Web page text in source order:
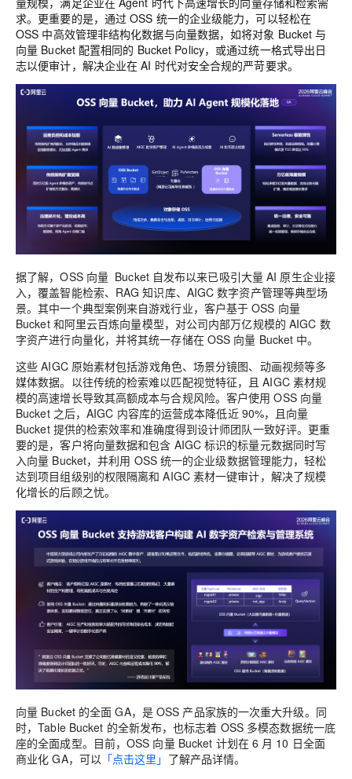
求。更重要的是，通过 OSS 统一的企业级能力，可以轻松在
OSS 中高效管理非结构化数据与向量数据，如将对象 Bucket 与
向量 Bucket 配置相同的 Bucket Policy，或通过统一格式导出日
志以便审计，解决企业在 AI 时代对安全合规的严苛要求。
据了解，OSS 向量 Bucket 自发布以来已吸引大量 AI 原生企业接
入，覆盖智能检索、RAG 知识库、AIGC 数字资产管理等典型场
景。其中一个典型案例来自游戏行业，客户基于 OSS 向量
Bucket 和阿里云百炼向量模型，对公司内部万亿规模的 AIGC 数
字资产进行向量化，并将其统一存储在 OSS 向量 Bucket 中。
这些 AIGC 原始素材包括游戏角色、场景分镜图、动画视频等多
媒体数据。以往传统的检索难以匹配视觉特征，且 AIGC 素材规
模的高速增长导致其高额成本与合规风险。客户使用 OSS 向量
Bucket 之后，AIGC 内容库的运营成本降低近 90%，且向量
Bucket 提供的检索效率和准确度得到设计师团队一致好评。更重
要的是，客户将向量数据和包含 AIGC 标识的标量元数据同时写
入向量 Bucket，并利用 OSS 统一的企业级数据管理能力，轻松
达到项目组级别的权限隔离和 AIGC 素材一键审计，解决了规模
化增长的后顾之忧。
向量 Bucket 的全面GA，是 OSS 产品家族的一次重大升级。同
时，Table Bucket 的全新发布，也标志着 OSS 多模态数据统一底
座的全面成型。目前，OSS 向量Bucket 计划在 6 月 10 日全面
商业化 GA，可以 「点击这里」 了解产品详情。